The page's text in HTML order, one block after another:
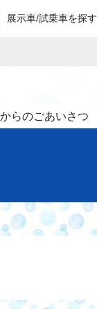
展示車/試乗車を探す
らのごあいさつ